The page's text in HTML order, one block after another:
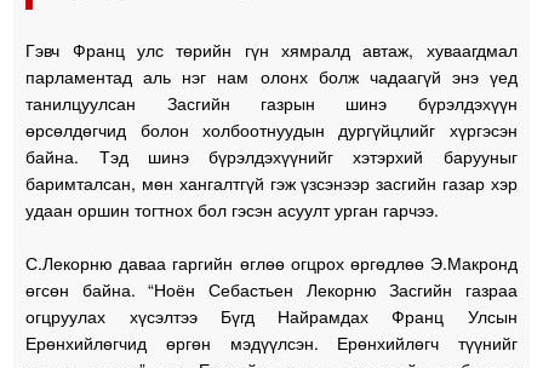
Гэвч Франц улс төрийн гүн хямралд автаж, хуваагдмал
парламентад аль нэг нам олонх болж чадаагүй энэ үед
танилцуулсан Засгийн газрын шинэ бүрэлдэхүүн
өрсөлдөгчид болон холбоотнуудын дургүйцлийг хүргэсэн
байна. Тэд шинэ бүрэлдэхүүнийг хэтэрхий барууныг
баримталсан, мөн хангалтгүй гэж үзсэнээр засгийн газар хэр
удаан оршин тогтнох бол гэсэн асуулт урган гарчээ.
С.Лекорню даваа гаргийн өглөө огцрох өргөдлөө Э.Макронд
өгсөн байна. “Ноён Себастьен Лекорню Засгийн газраа
огцруулах хүсэлтээ Бүгд Найрамдах Франц Улсын
Ерөнхийлөгчид өргөн мэдүүлсэн. Ерөнхийлөгч түүнийг